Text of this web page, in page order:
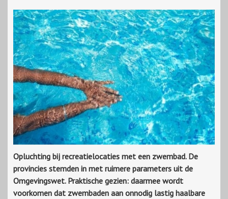
Opluchting bij recreatielocaties met een zwembad. De
provincies stemden in met ruimere parameters uit de
Omgevingswet. Praktische gezien: daarmee wordt
voorkomen dat zwembaden aan onnodig lastig haalbare